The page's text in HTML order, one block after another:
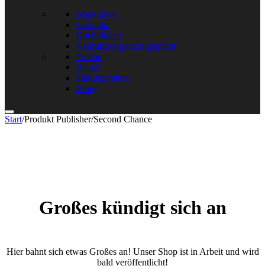
Abnehmen
Getränke
Kochbücher
Nahrungsergänzungsmittel
Protein
Riegel
Süßungsmittel
Whey
Start/Produkt Publisher/Second Chance
Großes kündigt sich an
Hier bahnt sich etwas Großes an! Unser Shop ist in Arbeit und wird
bald veröffentlicht!